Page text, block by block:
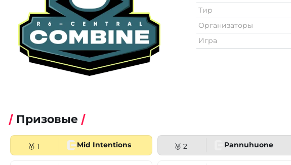
Тир
Организаторы
Игра
Призовые
🥇 1 Mid Intentions 🥈 2 Pannuhuone